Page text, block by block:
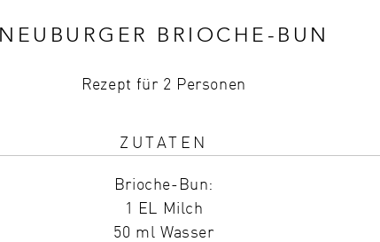
NEUBURGER BRIOCHE-BUN
Rezept für 2 Personen
ZUTATEN
Brioche-Bun:
1 EL Milch
50 ml Wasser